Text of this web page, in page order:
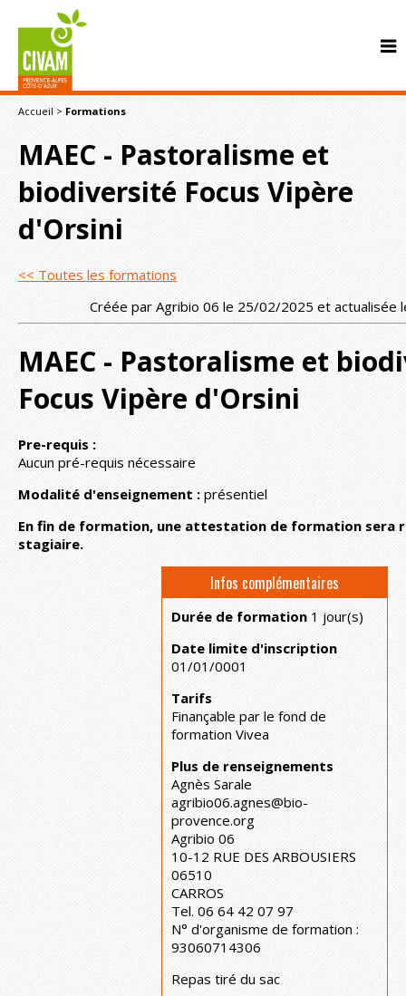
Accueil > Formations
MAEC - Pastoralisme et
biodiversité Focus Vipère
d'Orsini
<< Toutes les formations
Créée par Agribio 06 le 25/02/2025 et actualisée
MAEC - Pastoralisme et
Focus Vipère d'Orsini
Pre-requis :
Aucun pré-requis nécessaire
Modalité d'enseignement : présentiel
En fin de formation, une attestation de formation sera
stagiaire.
Infos complémentaires
Durée de formation 1 jour(s)
Date limite d'inscription
01/01/0001
Tarifs
Finançable par le fond de
formation Vivea
Plus de renseignements
Agnès Sarale
agribio06.agnes@bio-
provence.org
Agribio 06
10-12 RUE DES ARBOUSIERS
06510
CARROS
Tel. 06 64 42 07 97
N° d'organisme de formation :
93060714306
Repas tiré du sac